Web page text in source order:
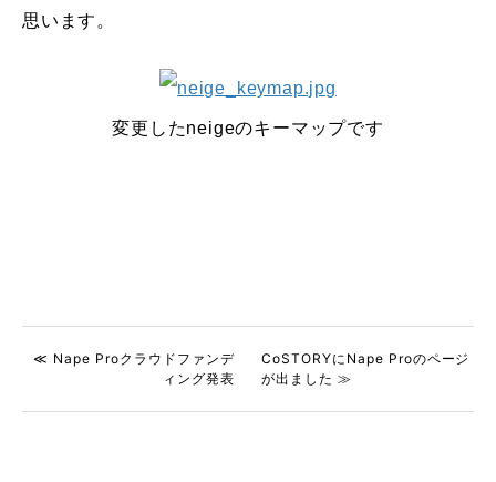
思います。
変更したneigeのキーマップです
≪ Nape Proクラウドファンデ
ィング発表
CoSTORYにNape Proのページ
が出ました ≫